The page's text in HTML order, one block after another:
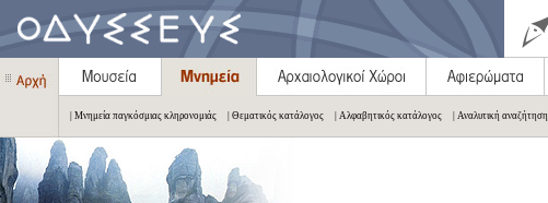
| Μνημεία παγκόσμιας κληρονομιάς | Θεματικός κατάλογος | Αλφαβητικός κατάλογος | Αναλυτική αναζήτηση